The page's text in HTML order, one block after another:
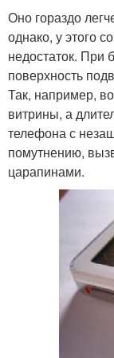
Оно гораздо
однако, у этого
недостаток. При
поверхность
Так, например,
витрины, а
телефона с
помутнению,
царапинами.